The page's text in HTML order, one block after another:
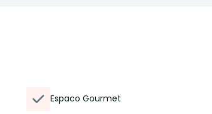
Espaco Gourmet